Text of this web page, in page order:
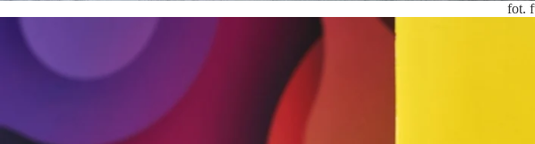
fot.